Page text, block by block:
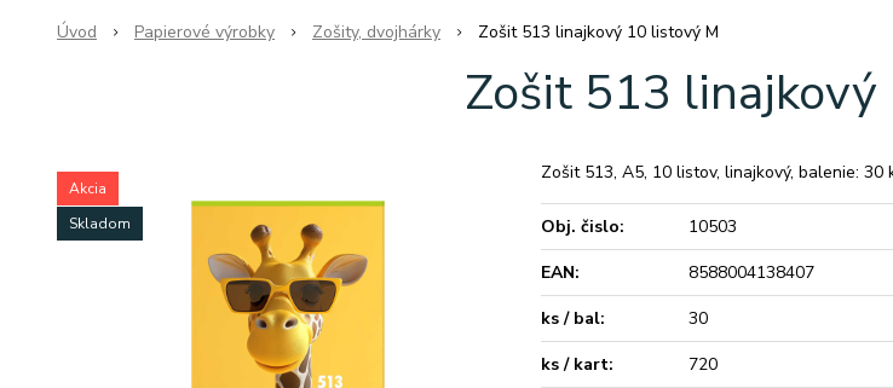
Úvod Papierové výrobky Zošity, dvojhárky Zošit 513 linajkový 10 listový M
Zošit 513
Akcia
Skladom
Zošit 513, A5, 10 listov, linajkový, balenie: 30
Obj. čislo:
10503
EAN:
8588004138407
ks / bal:
30
ks / kart:
720